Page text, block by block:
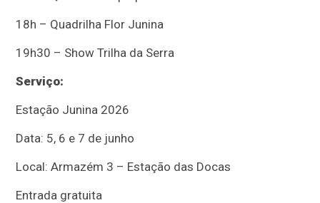
18h – Quadrilha Flor Junina
19h30 – Show Trilha da Serra
Serviço:
Estação Junina 2026
Data: 5, 6 e 7 de junho
Local: Armazém 3 – Estação das Docas
Entrada gratuita